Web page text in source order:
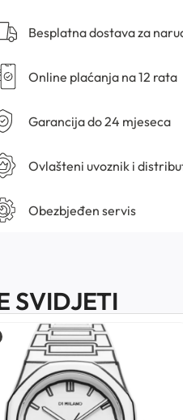
Besplatna dostava za
Online plaćanja na 12 rata
Garancija do 24 mjeseca
Ovlašteni uvoznik i
Obezbjeđen servis
SVIDJETI